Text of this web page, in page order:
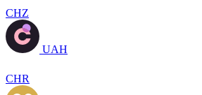
CHZ
UAH
CHR